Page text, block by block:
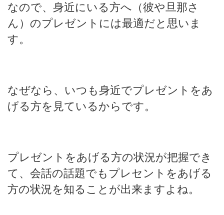
なので、身近にいる方へ（彼や旦那さ
ん）のプレゼントには最適だと思いま
す。
なぜなら、いつも身近でプレゼントをあ
げる方を見ているからです。
プレゼントをあげる方の状況が把握でき
て、会話の話題でもプレセントをあげる
方の状況を知ることが出来ますよね。